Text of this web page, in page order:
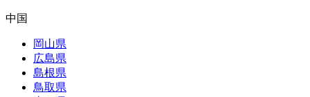
中国
岡山県
広島県
島根県
鳥取県